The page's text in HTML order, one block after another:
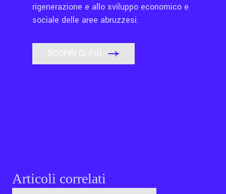
rigenerazione e allo sviluppo economico e
sociale delle aree abruzzesi.
SCOPRI DI PIÙ
Articoli correlati